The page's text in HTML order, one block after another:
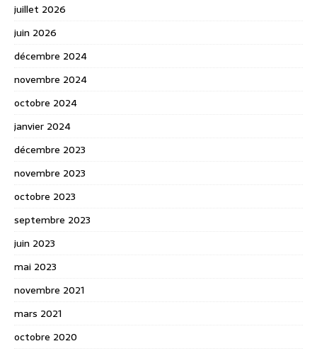
juillet 2026
juin 2026
décembre 2024
novembre 2024
octobre 2024
janvier 2024
décembre 2023
novembre 2023
octobre 2023
septembre 2023
juin 2023
mai 2023
novembre 2021
mars 2021
octobre 2020